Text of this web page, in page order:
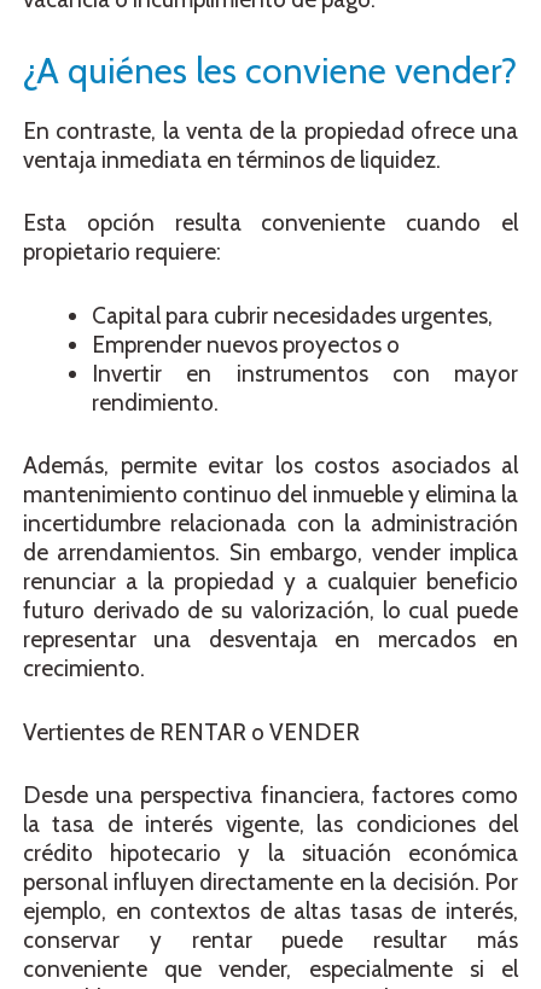
¿A quiénes les conviene vender?
En contraste, la venta de la propiedad ofrece una
ventaja inmediata en términos de liquidez.
Esta opción resulta conveniente cuando el
propietario requiere:
Capital para cubrir necesidades urgentes,
Emprender nuevos proyectos o
Invertir en instrumentos con mayor
rendimiento.
Además, permite evitar los costos asociados al
mantenimiento continuo del inmueble y elimina la
incertidumbre relacionada con la administración
de arrendamientos. Sin embargo, vender implica
renunciar a la propiedad y a cualquier beneficio
futuro derivado de su valorización, lo cual puede
representar una desventaja en mercados en
crecimiento.
Vertientes de RENTAR o VENDER
Desde una perspectiva financiera, factores como
la tasa de interés vigente, las condiciones del
crédito hipotecario y la situación económica
personal influyen directamente en la decisión. Por
ejemplo, en contextos de altas tasas de interés,
conservar y rentar puede resultar más
conveniente que vender, especialmente si el